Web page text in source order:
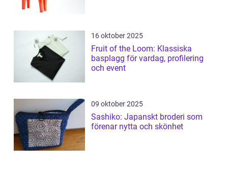
16 oktober 2025
Fruit of the Loom: Klassiska
basplagg för vardag, profilering
och event
09 oktober 2025
Sashiko: Japanskt broderi som
förenar nytta och skönhet